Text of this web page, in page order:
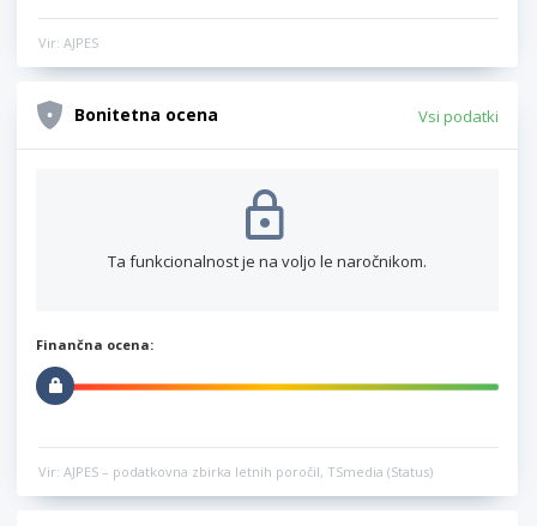
Vir: AJPES
Bonitetna ocena Vsi podatki
Ta funkcionalnost je na voljo le naročnikom.
Finančna ocena:
Vir: AJPES – podatkovna zbirka letnih poročil, TSmedia (Status)